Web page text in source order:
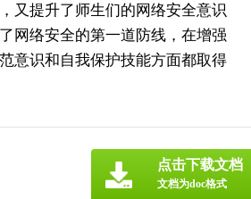
又提升了师生们的网络安全意识
网络安全的第一道防线，在增强
意识和自我保护技能方面都取得
点击下载文档
文档为doc格式